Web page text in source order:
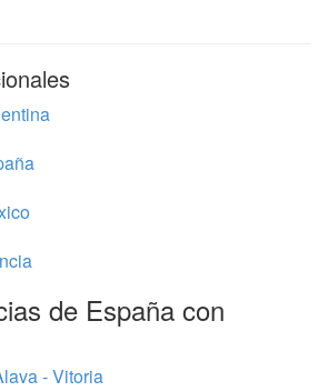
de España con
- Vitoria